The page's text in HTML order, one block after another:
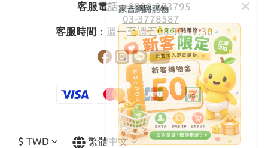
客服電話：0800-273795
03-3778587
客服時間 ：週一至週五08:30-17:30
$ TWD 繁體中文
家吉網路購物